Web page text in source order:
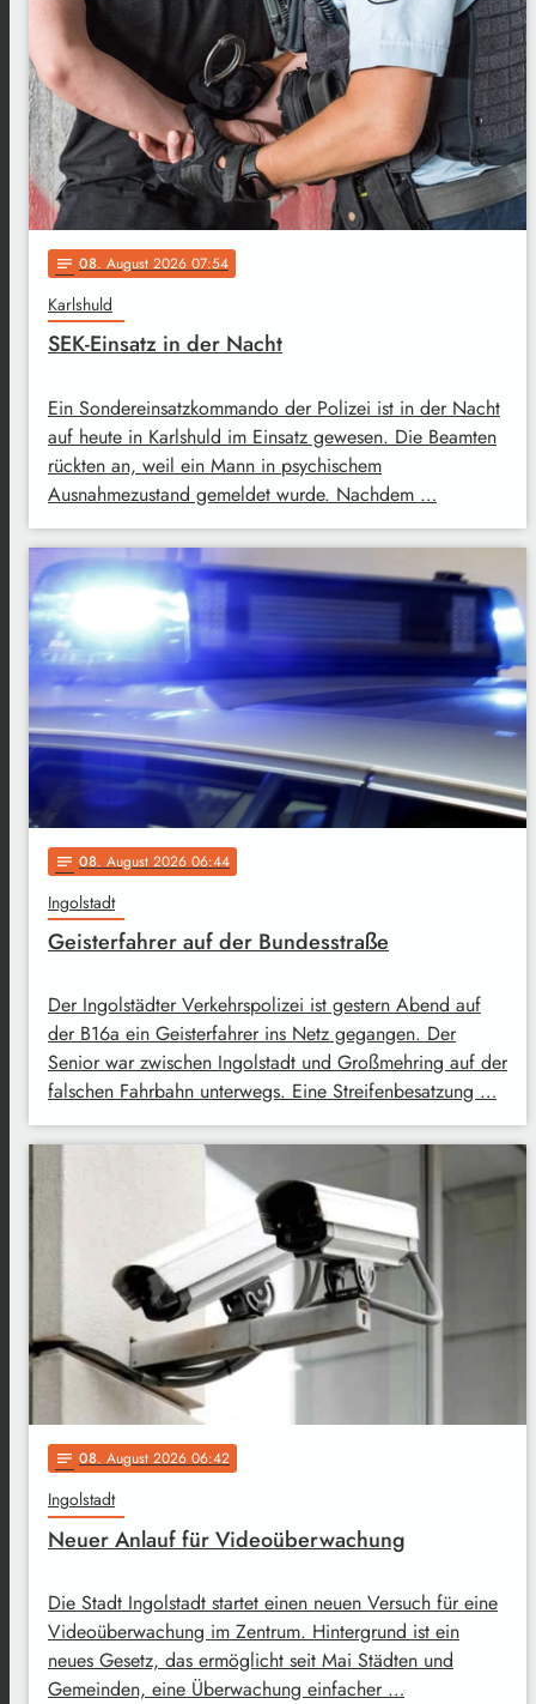
notes 08. August 2026 07:54
Karlshuld
SEK-Einsatz in der Nacht
Ein Sondereinsatzkommando der Polizei ist in der Nacht
auf heute in Karlshuld im Einsatz gewesen. Die Beamten
rückten an, weil ein Mann in psychischem
Ausnahmezustand gemeldet wurde. Nachdem …
notes 08. August 2026 06:44
Ingolstadt
Geisterfahrer auf der Bundesstraße
Der Ingolstädter Verkehrspolizei ist gestern Abend auf
der B16a ein Geisterfahrer ins Netz gegangen. Der
Senior war zwischen Ingolstadt und Großmehring auf der
falschen Fahrbahn unterwegs. Eine Streifenbesatzung …
notes 08. August 2026 06:42
Ingolstadt
Neuer Anlauf für Videoüberwachung
Die Stadt Ingolstadt startet einen neuen Versuch für eine
Videoüberwachung im Zentrum. Hintergrund ist ein
neues Gesetz, das ermöglicht seit Mai Städten und
Gemeinden, eine Überwachung einfacher …